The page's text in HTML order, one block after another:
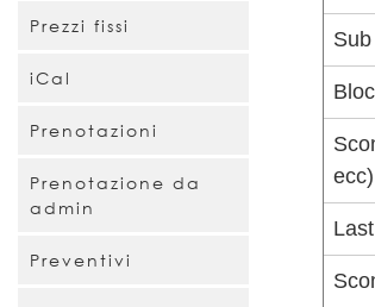
Prezzi fissi
iCal
Prenotazioni
Prenotazione da
admin
Preventivi
ecc)